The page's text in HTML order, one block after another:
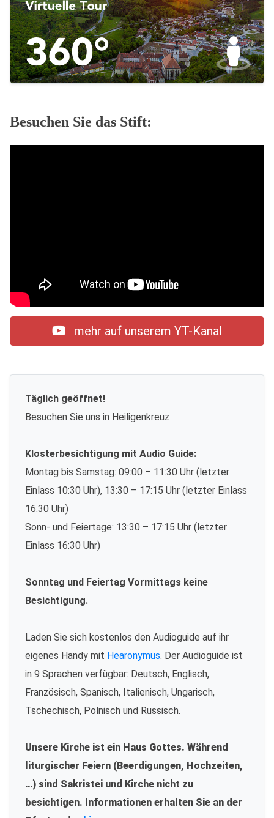
Besuchen Sie das Stift:
mehr auf unserem YT-Kanal
Täglich geöffnet!
Besuchen Sie uns in Heiligenkreuz
Klosterbesichtigung mit Audio Guide:
Montag bis Samstag: 09:00 – 11:30 Uhr (letzter
Einlass 10:30 Uhr), 13:30 – 17:15 Uhr (letzter Einlass
16:30 Uhr)
Sonn- und Feiertage: 13:30 – 17:15 Uhr (letzter
Einlass 16:30 Uhr)
Sonntag und Feiertag Vormittags keine
Besichtigung.
Laden Sie sich kostenlos den Audioguide auf ihr
eigenes Handy mit Hearonymus. Der Audioguide ist
in 9 Sprachen verfügbar: Deutsch, Englisch,
Französisch, Spanisch, Italienisch, Ungarisch,
Tschechisch, Polnisch und Russisch.
Unsere Kirche ist ein Haus Gottes. Während
liturgischer Feiern (Beerdigungen, Hochzeiten,
…) sind Sakristei und Kirche nicht zu
besichtigen. Informationen erhalten Sie an der